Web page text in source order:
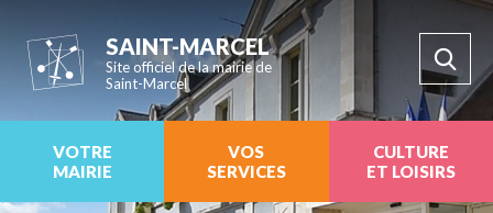
SAINT-MARCEL
Site officiel de la mairie de
Saint-Marcel
VOTRE
MAIRIE
VOS
SERVICES
CULTURE
ET LOISIRS